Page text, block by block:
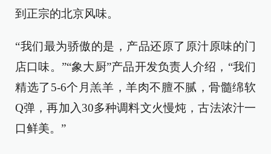
到正宗的北京风味。
“我们最为骄傲的是，产品还原了原汁原味的门
店口味。”“象大厨”产品开发负责人介绍，“我们
精选了5-6个月羔羊，羊肉不膻不腻，骨髓绵软
Q弹，再加入30多种调料文火慢炖，古法浓汁一
口鲜美。”